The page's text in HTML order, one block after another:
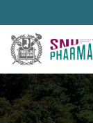
로
메
뉴